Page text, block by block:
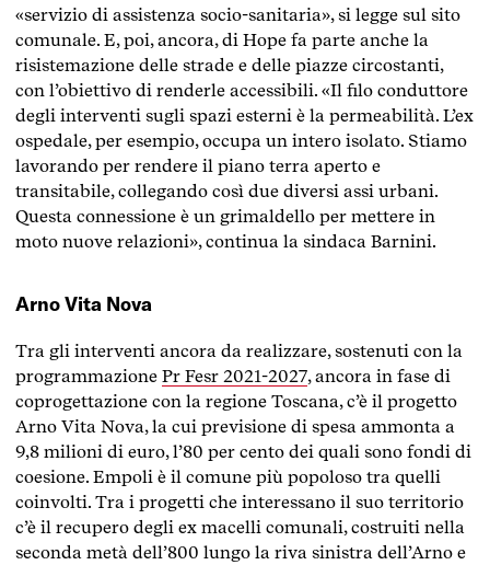
«servizio di assistenza socio-sanitaria», si legge sul sito
comunale. E, poi, ancora, di Hope fa parte anche la
risistemazione delle strade e delle piazze circostanti,
con l’obiettivo di renderle accessibili. «Il filo conduttore
degli interventi sugli spazi esterni è la permeabilità. L’ex
ospedale, per esempio, occupa un intero isolato. Stiamo
lavorando per rendere il piano terra aperto e
transitabile, collegando così due diversi assi urbani.
Questa connessione è un grimaldello per mettere in
moto nuove relazioni», continua la sindaca Barnini.
Arno Vita Nova
Tra gli interventi ancora da realizzare, sostenuti con la
programmazione Pr Fesr 2021-2027, ancora in fase di
coprogettazione con la regione Toscana, c’è il progetto
Arno Vita Nova, la cui previsione di spesa ammonta a
9,8 milioni di euro, l’80 per cento dei quali sono fondi di
coesione. Empoli è il comune più popoloso tra quelli
coinvolti. Tra i progetti che interessano il suo territorio
c’è il recupero degli ex macelli comunali, costruiti nella
seconda metà dell’800 lungo la riva sinistra dell’Arno e